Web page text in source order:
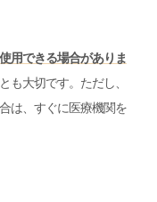
用できる場合がありま
も大切です。ただし、
は、すぐに医療機関を